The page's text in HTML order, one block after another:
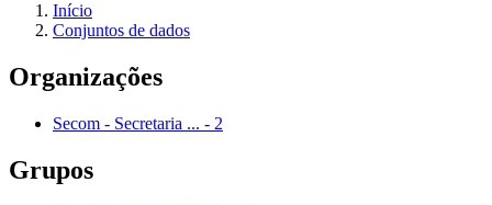
Início
Conjuntos de dados
Organizações
Secom - Secretaria ... - 2
Grupos